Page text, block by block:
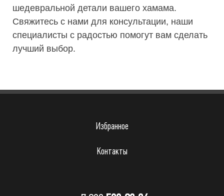
шедевральной детали вашего хамама.
Свяжитесь с нами для консультации, наши
специалисты с радостью помогут вам сделать
лучший выбор.
Избранное
Контакты